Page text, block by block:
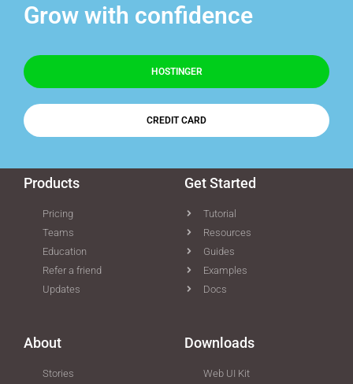
Grow with confidence
HOSTINGER
CREDIT CARD
Products
Pricing
Teams
Education
Refer a friend
Updates
Get Started
Tutorial
Resources
Guides
Examples
Docs
About
Stories
Downloads
Web UI Kit